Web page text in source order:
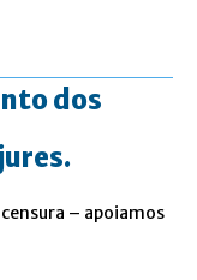
dos
– apoiamos